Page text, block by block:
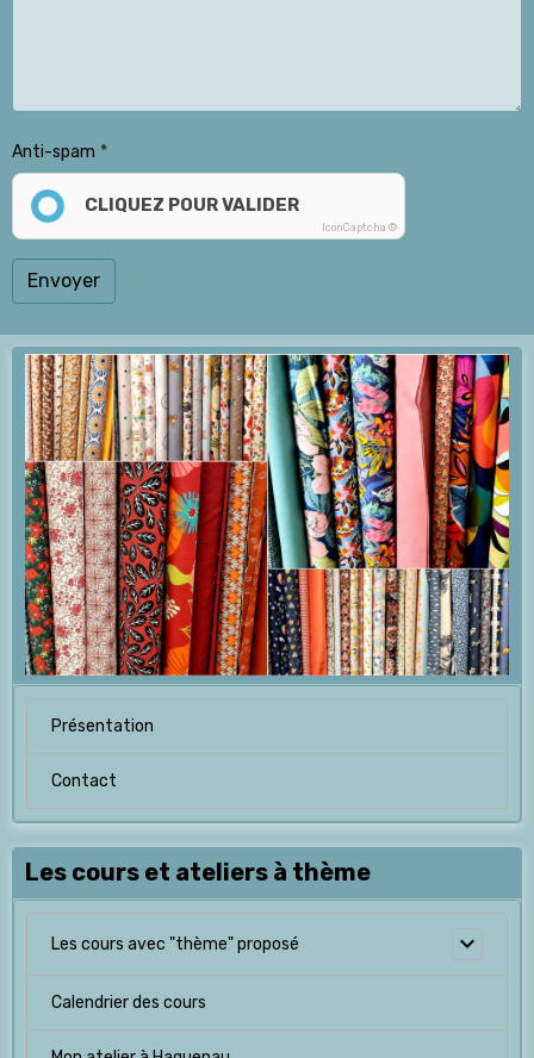
Anti-spam
CLIQUEZ POUR VALIDER
IconCaptcha ©
Envoyer
Présentation
Contact
Les cours et ateliers à thème
Les cours avec "thème" proposé
Calendrier des cours